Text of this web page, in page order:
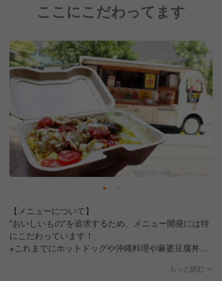
《どんな人に来て欲しい？》
す。
もちろんコミュニケーションも大切ですが、社員さん
には受け身にならずに
「こうした方がいいかもしれない？」「こういうのや
ってみよう！」と、考えて行動できる人に来て欲しい
ですし、私たちはこうした人たちに育てていきたいと
考えています。
ここにこだわってます
【メニューについて】
"おいしいもの"を追求するため、メニュー開発には特
にこだわっています！
※これまでにホットドッグや沖縄料理や麻婆豆腐丼、
もっと読む